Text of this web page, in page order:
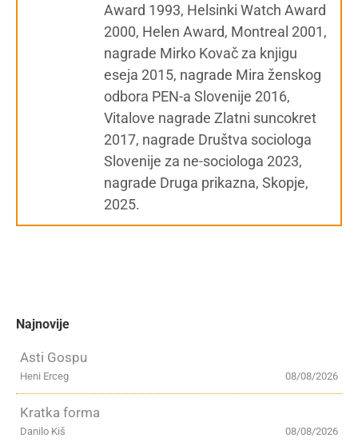
Award 1993, Helsinki Watch Award
2000, Helen Award, Montreal 2001,
nagrade Mirko Kovač za knjigu
eseja 2015, nagrade Mira ženskog
odbora PEN-a Slovenije 2016,
Vitalove nagrade Zlatni suncokret
2017, nagrade Društva sociologa
Slovenije za ne-sociologa 2023,
nagrade Druga prikazna, Skopje,
2025.
Najnovije
Asti Gospu
08/08/2026
Heni Erceg
Kratka forma
08/08/2026
Danilo Kiš